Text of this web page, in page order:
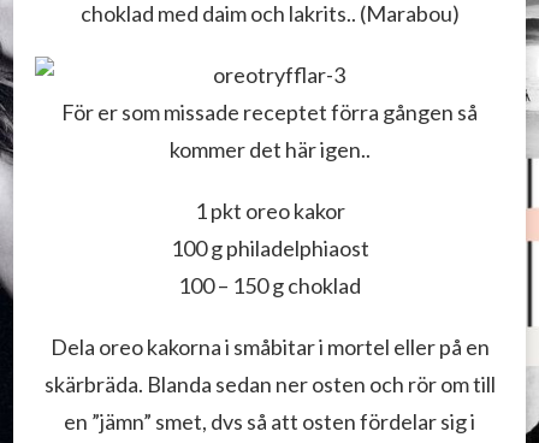
choklad med daim och lakrits.. (Marabou)
För er som missade receptet förra gången så
kommer det här igen..
1 pkt oreo kakor
100 g philadelphiaost
100 – 150 g choklad
Dela oreo kakorna i småbitar i mortel eller på en
skärbräda. Blanda sedan ner osten och rör om till
en ”jämn” smet, dvs så att osten fördelar sig i